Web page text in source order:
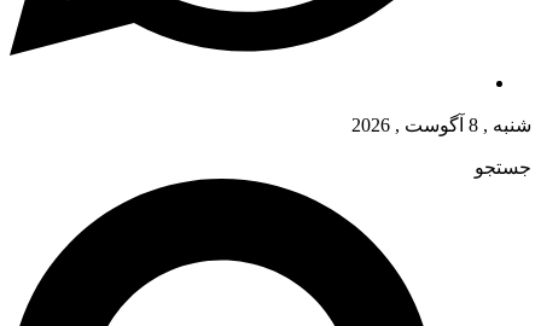
شنبه , 8 آگوست , 2026
جستجو